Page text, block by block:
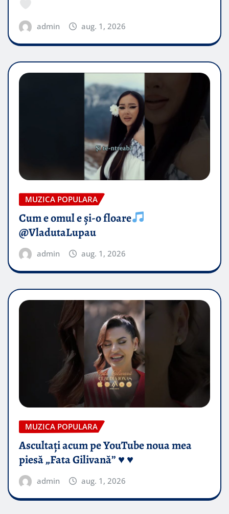
admin aug. 1, 2026
MUZICA POPULARA
Cum e omul e și-o floare
@VladutaLupau
admin aug. 1, 2026
MUZICA POPULARA
Ascultați acum pe YouTube noua mea
piesă „Fata Gilivană” ♥️ ♥️
admin aug. 1, 2026